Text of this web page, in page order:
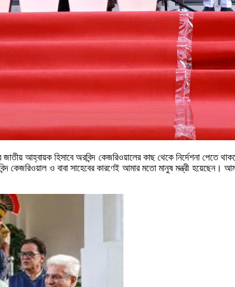
আহ্বায়ক হিসাবে অরবিন্দ কেজরিওয়ালের কাছ থেকে নির্দেশনা
কেজরিওয়াল ও বাবা সাহেবের কারণেই আমার মতো মানুষ মন্ত্রী